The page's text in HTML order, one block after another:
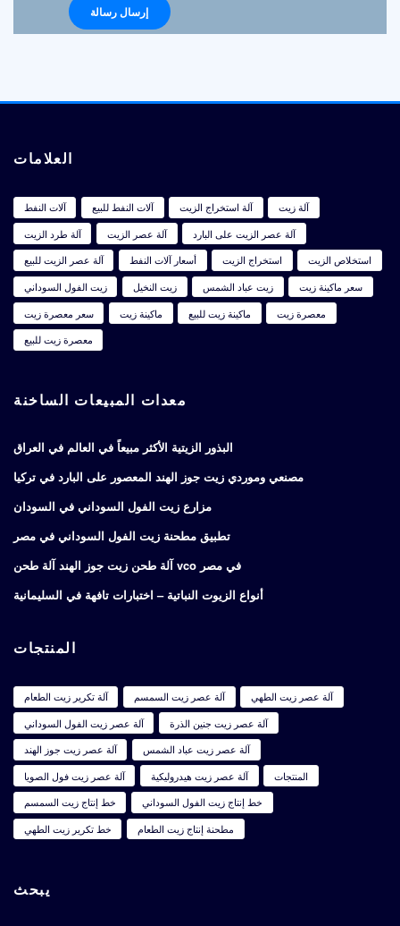
العلامات
آلات النفط آلات النفط للبيع آلة استخراج الزيت
آلة زيت
آلة طرد الزيت
آلة عصر الزيت
آلة عصر الزيت على البارد
آلة عصر الزيت للبيع
أسعار آلات النفط استخراج الزيت
استخلاص الزيت
زيت الفول السوداني
زيت النخيل زيت عباد الشمس
سعر ماكينة زيت
سعر معصرة زيت
ماكينة زيت ماكينة زيت للبيع
معصرة زيت
معصرة زيت للبيع
معدات المبيعات الساخنة
البذور الزيتية الأكثر مبيعاً في العالم في العراق
مصنعي وموردي زيت جوز الهند المعصور على البارد في تركيا
مزارع زيت الفول السوداني في السودان
تطبيق مطحنة زيت الفول السوداني في مصر
آلة طحن زيت جوز الهند آلة طحن vco في مصر
أنواع الزيوت النباتية – اختبارات تافهة في السليمانية
المنتجات
آلة تكرير زيت الطعام آلة عصر زيت السمسم
آلة عصر زيت الطهي
آلة عصر زيت الفول السوداني
آلة عصر زيت جنين الذرة
آلة عصر زيت جوز الهند
آلة عصر زيت عباد الشمس
آلة عصر زيت فول الصويا
آلة عصر زيت هيدروليكية
المنتجات
خط إنتاج زيت السمسم
خط إنتاج زيت الفول السوداني
خط تكرير زيت الطهي
مطحنة إنتاج زيت الطعام
يبحث